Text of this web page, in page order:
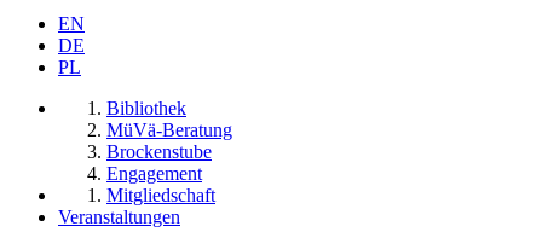
EN
DE
PL
Bibliothek
MüVä-Beratung
Brockenstube
Engagement
Mitgliedschaft
Veranstaltungen